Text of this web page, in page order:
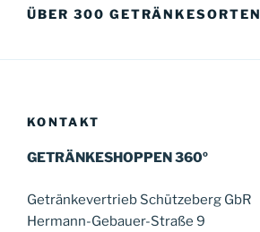
ÜBER 300 GETRÄNKESORTEN
KONTAKT
GETRÄNKESHOPPEN 360º
Getränkevertrieb Schützeberg GbR
Hermann-Gebauer-Straße 9